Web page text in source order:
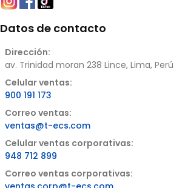
Datos de contacto
Dirección:
av. Trinidad moran 238 Lince, Lima, Perú
Celular ventas:
900 191 173
Correo ventas:
ventas@t-ecs.com
Celular ventas corporativas:
948 712 899
Correo ventas corporativas: